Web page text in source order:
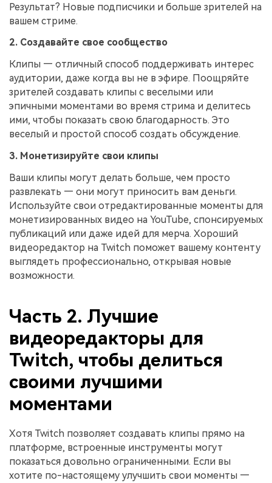
Результат? Новые подписчики и больше зрителей на
вашем стриме.
2. Создавайте свое сообщество
Клипы — отличный способ поддерживать интерес
аудитории, даже когда вы не в эфире. Поощряйте
зрителей создавать клипы с веселыми или
эпичными моментами во время стрима и делитесь
ими, чтобы показать свою благодарность. Это
веселый и простой способ создать обсуждение.
3. Монетизируйте свои клипы
Ваши клипы могут делать больше, чем просто
развлекать — они могут приносить вам деньги.
Используйте свои отредактированные моменты для
монетизированных видео на YouTube, спонсируемых
публикаций или даже идей для мерча. Хороший
видеоредактор на Twitch поможет вашему контенту
выглядеть профессионально, открывая новые
возможности.
󠀰Часть 2. Лучшие
видеоредакторы для
Twitch, чтобы делиться
своими лучшими
моментами
Хотя Twitch позволяет создавать клипы прямо на
платформе, встроенные инструменты могут
показаться довольно ограниченными. Если вы
хотите по-настоящему улучшить свои моменты —